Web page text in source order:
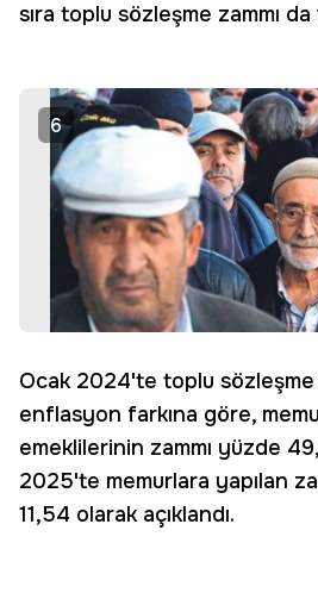
sıra toplu sözleşme zammı
6
Ocak 2024'te toplu sözleşme
enflasyon farkına göre,
emeklilerinin zammı yüzde
2025'te memurlara yapılan
11,54 olarak açıklandı.